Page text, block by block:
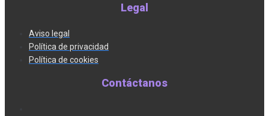
Legal
Aviso legal
Política de privacidad
Política de cookies
Contáctanos